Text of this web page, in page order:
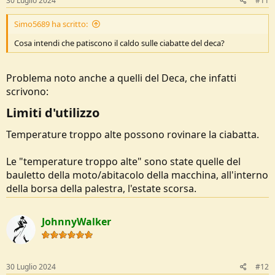
Mi chiedevo se nel mondo barefoot esiste qualcosa che possa
andare bene tenendo presente che l'uso è appunto da ciabatta da
fermo o poco altro.
Mi date una mano?
Simo5689 ha scritto:
Cosa intendi che patiscono il caldo sulle ciabatte del deca?
Problema noto anche a quelli del Deca, che infatti
scrivono:
Limiti d'utilizzo​
Temperature troppo alte possono rovinare la ciabatta.
Le "temperature troppo alte" sono state quelle del
bauletto della moto/abitacolo della macchina, all'interno
della borsa della palestra, l'estate scorsa.
JohnnyWalker
30 Luglio 2024 #12